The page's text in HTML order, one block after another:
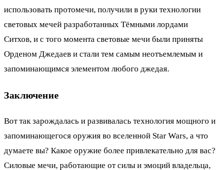
использовать протомечи, получили в руки технологии
световых мечей разработанных Тёмными лордами
Ситхов, и с того момента световые мечи были приняты
Орденом Джедаев и стали тем самым неотъемлемым и
запоминающимся элементом любого джедая.
Заключение
Вот так зарождалась и развивалась технология мощного и
запоминающегося оружия во вселенной Star Wars, а что
думаете вы? Какое оружие более привлекательно для вас?
Силовые мечи, работающие от силы и эмоций владельца,